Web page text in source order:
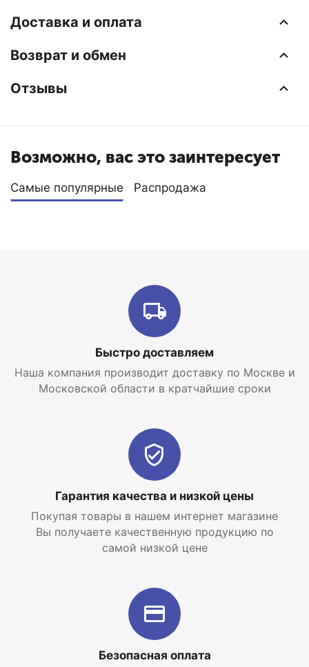
мембрану для гидроаккумулятора UNIGB 12 л.
по
Московской области.
Доставка и оплата
Возврат и обмен
Отзывы
Возможно, вас это заинтересует
Самые популярные Распродажа
Быстро доставляем
Наша компания производит доставку по Москве и
Московской области в кратчайшие сроки
Гарантия качества и низкой цены
Покупая товары в нашем интернет магазине
Вы получаете качественную продукцию по
самой низкой цене
Безопасная оплата